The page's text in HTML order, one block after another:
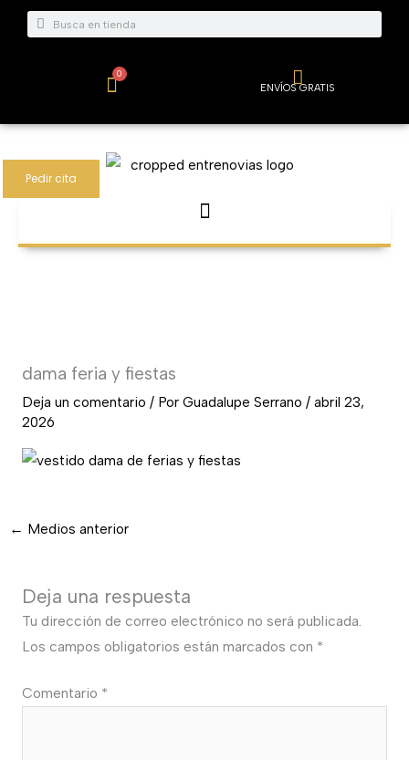
Buscar
Buscar
0
Carrito ENVÍOS GRATIS
Pedir cita
dama feria y fiestas
Deja un comentario / Por Guadalupe Serrano / abril 23,
2026
← Medios anterior
Deja una respuesta
Tu dirección de correo electrónico no será publicada.
Los campos obligatorios están marcados con *
Comentario *